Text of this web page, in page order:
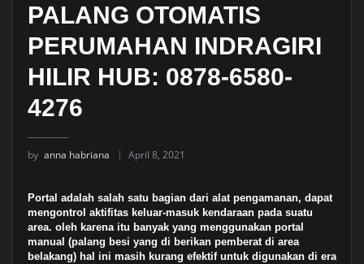
PALANG OTOMATIS
PERUMAHAN INDRAGIRI
HILIR HUB: 0878-6580-
4276
by anna habriana April 8, 2021
Portal adalah salah satu bagian dari alat pengamanan, dapat
mengontrol aktifitas keluar-masuk kendaraan pada suatu
area. oleh karena itu banyak yang menggunakan portal
manual (palang besi yang di berikan pemberat di area
belakang) hal ini masih kurang efektif untuk digunakan di era